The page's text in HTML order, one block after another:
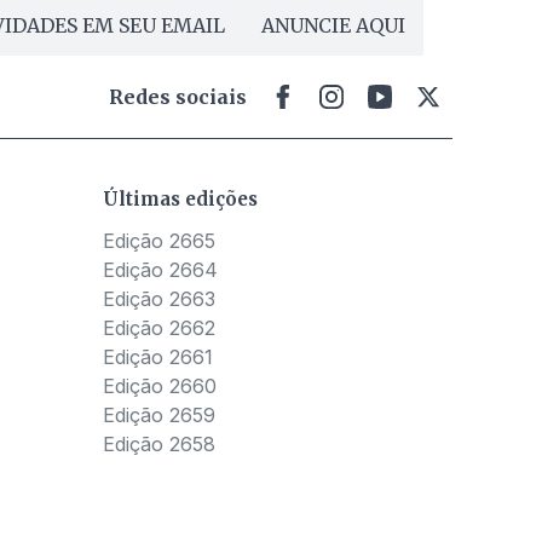
EM SEU EMAIL ANUNCIE AQUI
Redes sociais
Últimas edições
Edição 2665
Edição 2664
Edição 2663
Edição 2662
Edição 2661
Edição 2660
Edição 2659
Edição 2658